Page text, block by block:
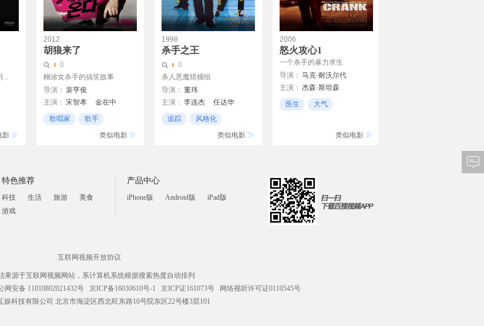
...
影
2012
胡狼来了
0
糊涂女杀手的搞笑故事
导演： 裴亨俊
主演： 宋智孝
金在中
歌唱家
歌手
类似电影
1998
杀手之王
0
杀人恶魔猎捕组
导演： 董玮
主演： 李连杰
任达华
曾志伟
梁咏琪
追踪
风格化
类似电影
2006
怒火攻心1
一个杀手的暴力求生
导演： 马克·耐沃尔代
布莱恩·泰勒
主演： 杰森·斯坦森
艾弗连·莱米雷斯
医生
大气
类似电影
特色推荐
科技 生活 旅游
美食
游戏
产品中心
iPhone版 Android版 iPad版
互联网视频开放协议
果源于互联网视频网站，系计算机系统根据搜索热度自动排列
网安备 11010802021432号 京ICP备16030610号-1 京ICP证161073号
网络视听许可证0110545号
娱科技有限公司 北京市海淀区西北旺东路10号院东区22号楼3层101